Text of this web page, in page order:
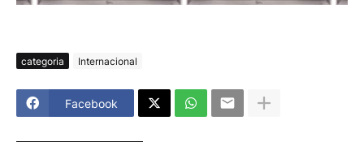
categoria Internacional
Facebook